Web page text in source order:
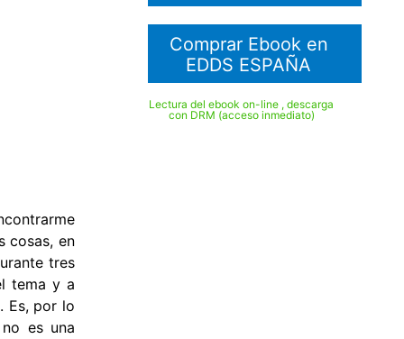
cosas, en
tres
tema y a
Es, por lo
es una
Comprar Ebook en
EDDS ESPAÑA
Lectura del ebook on-line , descarga
con DRM (acceso inmediato)